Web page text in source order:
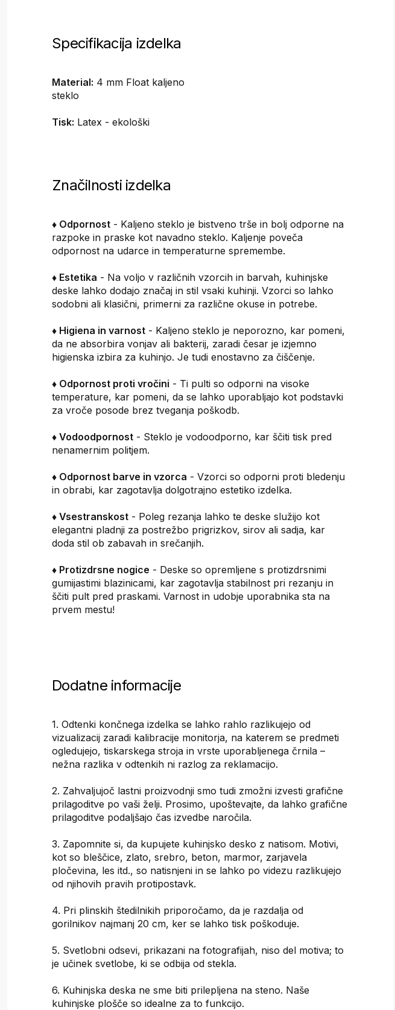
Specifikacija izdelka
Material: 4 mm Float kaljeno
steklo
Tisk: Latex - ekološki
Značilnosti izdelka
♦ Odpornost - Kaljeno steklo je bistveno trše in bolj odporne na
razpoke in praske kot navadno steklo. Kaljenje poveča
odpornost na udarce in temperaturne spremembe.
♦ Estetika - Na voljo v različnih vzorcih in barvah, kuhinjske
deske lahko dodajo značaj in stil vsaki kuhinji. Vzorci so lahko
sodobni ali klasični, primerni za različne okuse in potrebe.
♦ Higiena in varnost - Kaljeno steklo je neporozno, kar pomeni,
da ne absorbira vonjav ali bakterij, zaradi česar je izjemno
higienska izbira za kuhinjo. Je tudi enostavno za čiščenje.
♦ Odpornost proti vročini - Ti pulti so odporni na visoke
temperature, kar pomeni, da se lahko uporabljajo kot podstavki
za vroče posode brez tveganja poškodb.
♦ Vodoodpornost - Steklo je vodoodporno, kar ščiti tisk pred
nenamernim politjem.
♦ Odpornost barve in vzorca - Vzorci so odporni proti bledenju
in obrabi, kar zagotavlja dolgotrajno estetiko izdelka.
♦ Vsestranskost - Poleg rezanja lahko te deske služijo kot
elegantni pladnji za postrežbo prigrizkov, sirov ali sadja, kar
doda stil ob zabavah in srečanjih.
♦ Protizdrsne nogice - Deske so opremljene s protizdrsnimi
gumijastimi blazinicami, kar zagotavlja stabilnost pri rezanju in
ščiti pult pred praskami. Varnost in udobje uporabnika sta na
prvem mestu!
Dodatne informacije
1. Odtenki končnega izdelka se lahko rahlo razlikujejo od
vizualizacij zaradi kalibracije monitorja, na katerem se predmeti
ogledujejo, tiskarskega stroja in vrste uporabljenega črnila –
nežna razlika v odtenkih ni razlog za reklamacijo.
2. Zahvaljujoč lastni proizvodnji smo tudi zmožni izvesti grafične
prilagoditve po vaši želji. Prosimo, upoštevajte, da lahko grafične
prilagoditve podaljšajo čas izvedbe naročila.
3. Zapomnite si, da kupujete kuhinjsko desko z natisom. Motivi,
kot so bleščice, zlato, srebro, beton, marmor, zarjavela
pločevina, les itd., so natisnjeni in se lahko po videzu razlikujejo
od njihovih pravih protipostavk.
4. Pri plinskih štedilnikih priporočamo, da je razdalja od
gorilnikov najmanj 20 cm, ker se lahko tisk poškoduje.
5. Svetlobni odsevi, prikazani na fotografijah, niso del motiva; to
je učinek svetlobe, ki se odbija od stekla.
6. Kuhinjska deska ne sme biti prilepljena na steno. Naše
kuhinjske plošče so idealne za to funkcijo.